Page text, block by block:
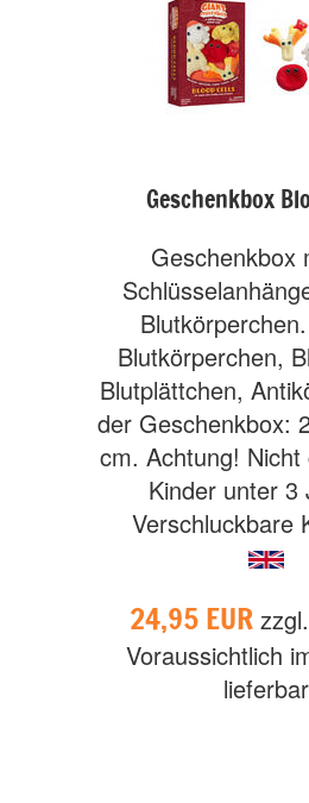
Geschenkbox
Geschenkbox
Blutkörperchen,
Blutplättchen,
der Geschenkbox:
cm. Achtung!
Kinder unter 3
Verschluckbare
24,95 EUR zzgl.
Voraussichtlich
lieferbar